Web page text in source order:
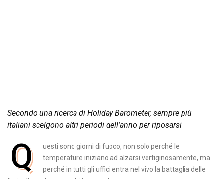
Secondo una ricerca di Holiday Barometer, sempre più
italiani scelgono altri periodi dell'anno per riposarsi
Q
uesti sono giorni di fuoco, non solo perché le
temperature iniziano ad alzarsi vertiginosamente, ma
perché in tutti gli uffici entra nel vivo la battaglia delle